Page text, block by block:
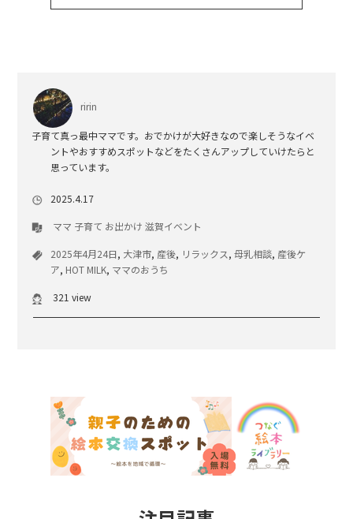
ririn
子育て真っ最中ママです。おでかけが大好きなので楽しそうなイベ
ントやおすすめスポットなどをたくさんアップしていけたらと
思っています。
2025.4.17
ママ 子育て お出かけ 滋賀イベント
2025年4月24日, 大津市, 産後, リラックス,母乳相談, 産後ケ
ア, HOT MILK, ママのおうち
321 view